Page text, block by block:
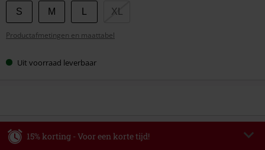
Kies
je
maat
S M XL
Productafmetingen en maattabel
Uit voorraad leverbaar
15% korting - Voor een korte tijd!